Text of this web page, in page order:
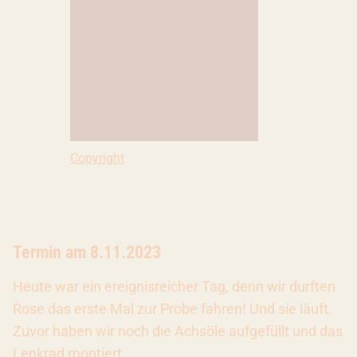
Copyright: Nicole Becker
Copyright
Termin am 8.11.2023
Heute war ein ereignisreicher Tag, denn wir durften
Rose das erste Mal zur Probe fahren! Und sie läuft.
Zuvor haben wir noch die Achsöle aufgefüllt und das
Lenkrad montiert.